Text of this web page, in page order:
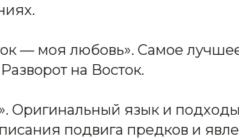
— моя любовь». Самое
на Восток.
Оригинальный язык и
подвига предков и